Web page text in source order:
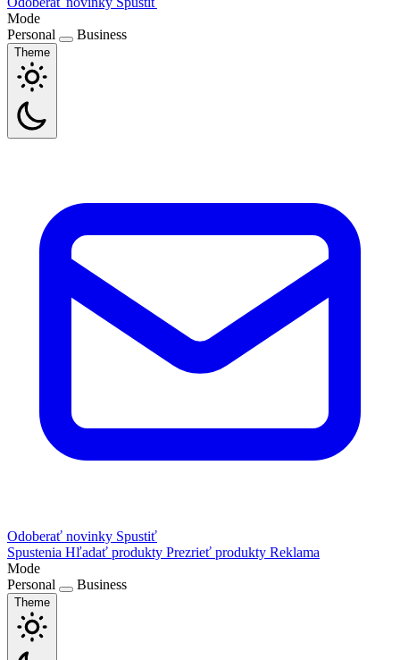
Mode
Personal
Business
Theme
Odoberať novinky Spustiť
Spustenia Hľadať produkty Prezrieť produkty Reklama
Mode
Personal
Business
Theme